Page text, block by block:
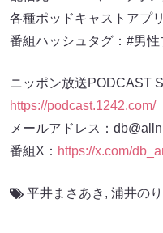
各種ポッドキャストアプリ
番組ハッシュタグ：#男
ニッポン放送PODCAST
https://podcast.1242.com/
メールアドレス：
番組X： https://x.com/
平井まさあき , 浦井の